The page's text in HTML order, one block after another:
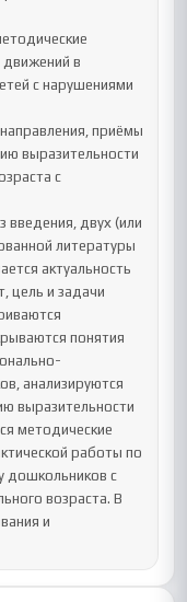
в
с нарушениями
выразительности
с
введения, двух (или
литературы
актуальность
цель и задачи
понятия
анализируются
выразительности
методические
работы по
дошкольников с
возраста. В
и